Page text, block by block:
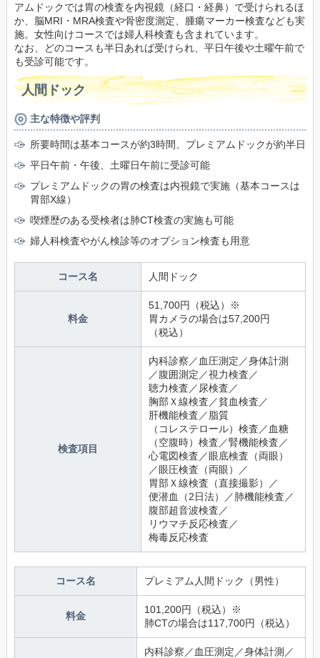
アムドックでは胃の検査を内視鏡（経口・経鼻）で受けられるほ
か、脳MRI・MRA検査や骨密度測定、腫瘍マーカー検査なども実
施。女性向けコースでは婦人科検査も含まれています。
なお、どのコースも半日あれば受けられ、平日午後や土曜午前で
も受診可能です。
人間ドック
主な特徴や評判
所要時間は基本コースが約3時間、プレミアムドックが約半日
平日午前・午後、土曜日午前に受診可能
プレミアムドックの胃の検査は内視鏡で実施（基本コースは
胃部X線）
喫煙歴のある受検者は肺CT検査の実施も可能
婦人科検査やがん検診等のオプション検査も用意
コース名 人間ドック
料金
51,700円（税込）※
胃カメラの場合は57,200円
（税込）
検査項目
内科診察／血圧測定／身体計測
／腹囲測定／視力検査／
聴力検査／尿検査／
胸部Ｘ線検査／貧血検査／
肝機能検査／脂質
（コレステロール）検査／血糖
（空腹時）検査／腎機能検査／
心電図検査／眼底検査（両眼）
／眼圧検査（両眼）／
胃部Ｘ線検査（直接撮影）／
便潜血（2日法）／肺機能検査／
腹部超音波検査／
リウマチ反応検査／
コース名 プレミアム人間ドック（男性）
料金
101,200円（税込）※
肺CTの場合は117,700円（税込）
内科診察／血圧測定／身体計測／